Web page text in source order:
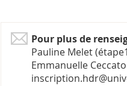
Pour plus de
Pauline Melet
Emmanuelle